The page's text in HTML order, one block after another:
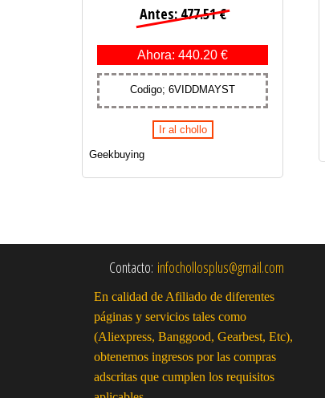
Antes: 477.51 €
Ahora: 440.20 €
Codigo; 6VIDDMAYST
Ir al chollo
Geekbuying
Contacto: infochollosplus@gmail.com
En calidad de Afiliado de diferentes
páginas y servicios tales como
(Aliexpress, Banggood, Gearbest, Etc),
obtenemos ingresos por las compras
adscritas que cumplen los requisitos